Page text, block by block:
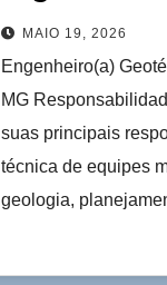
Ambiental
MAIO 19, 2026
Engenheiro(a)
MG
suas principais
técnica de equipes
geologia,